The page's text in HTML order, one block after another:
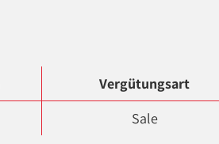
Vergütungsart
Sale